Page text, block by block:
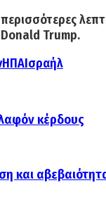
Donald Trump.
ΗΠΑΙσραήλ
κέρδους
και